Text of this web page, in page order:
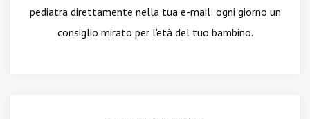
pediatra direttamente nella tua e-mail: ogni giorno un
consiglio mirato per l'età del tuo bambino.